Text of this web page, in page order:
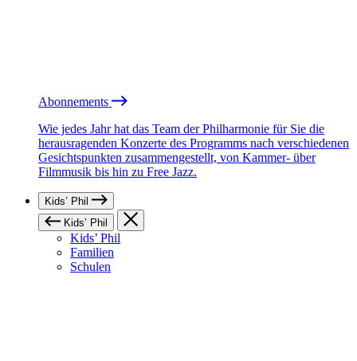
Abonnements
Wie jedes Jahr hat das Team der Philharmonie für Sie die
herausragenden Konzerte des Programms nach verschiedenen
Gesichtspunkten zusammengestellt, von Kammer- über
Filmmusik bis hin zu Free Jazz.
Kids’ Phil
Kids’ Phil
Kids’ Phil
Familien
Schulen